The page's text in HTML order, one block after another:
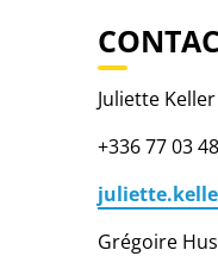
Juliette Keller
+336 77 03
Grégoire